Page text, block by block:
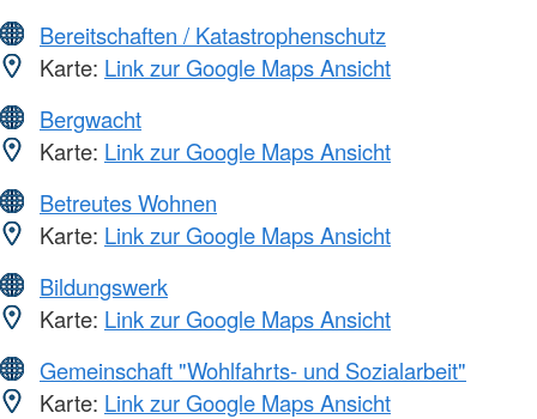
Bereitschaften / Katastrophenschutz
Karte: Link zur Google Maps Ansicht
Bergwacht
Karte: Link zur Google Maps Ansicht
Betreutes Wohnen
Karte: Link zur Google Maps Ansicht
Bildungswerk
Karte: Link zur Google Maps Ansicht
Gemeinschaft "Wohlfahrts- und Sozialarbeit"
Karte: Link zur Google Maps Ansicht